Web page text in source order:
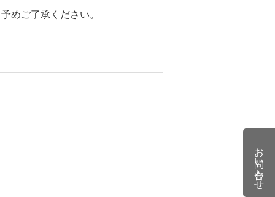
めご了承ください。
お問い合わせ